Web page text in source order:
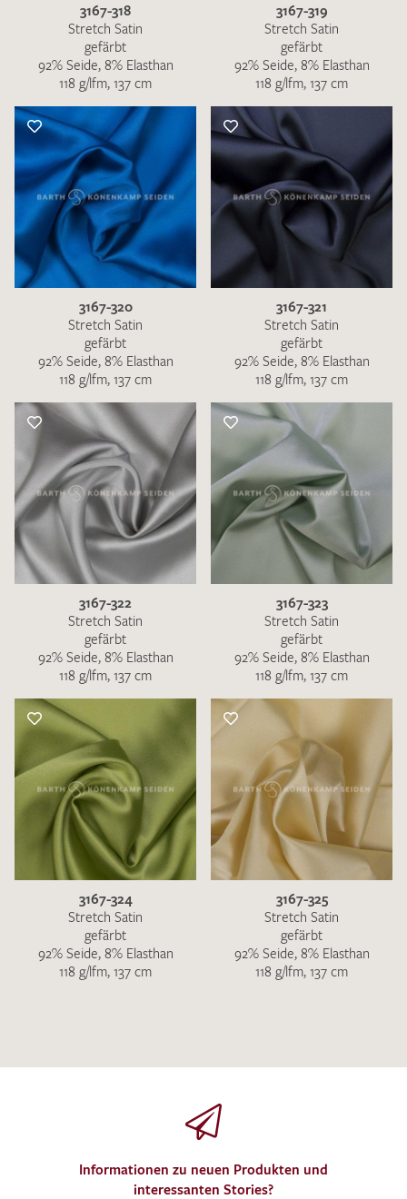
3167-318
Stretch Satin
gefärbt
92% Seide, 8% Elasthan
118 g/lfm, 137 cm
3167-319
Stretch Satin
gefärbt
92% Seide, 8% Elasthan
118 g/lfm, 137 cm
3167-320
Stretch Satin
gefärbt
92% Seide, 8% Elasthan
118 g/lfm, 137 cm
3167-321
Stretch Satin
gefärbt
92% Seide, 8% Elasthan
118 g/lfm, 137 cm
3167-322
Stretch Satin
gefärbt
92% Seide, 8% Elasthan
118 g/lfm, 137 cm
3167-323
Stretch Satin
gefärbt
92% Seide, 8% Elasthan
118 g/lfm, 137 cm
3167-324
Stretch Satin
gefärbt
92% Seide, 8% Elasthan
118 g/lfm, 137 cm
3167-325
Stretch Satin
gefärbt
92% Seide, 8% Elasthan
118 g/lfm, 137 cm
Informationen zu neuen Produkten und
interessanten Stories?